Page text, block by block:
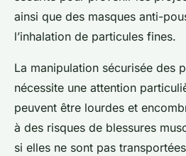
ainsi que des masques anti-
l’inhalation de particules fines.
La manipulation sécurisée des
nécessite une attention
peuvent être lourdes et
à des risques de blessures
si elles ne sont pas